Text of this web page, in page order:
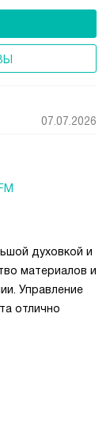
07.07.2026
духовкой и
материалов и
Управление
отлично